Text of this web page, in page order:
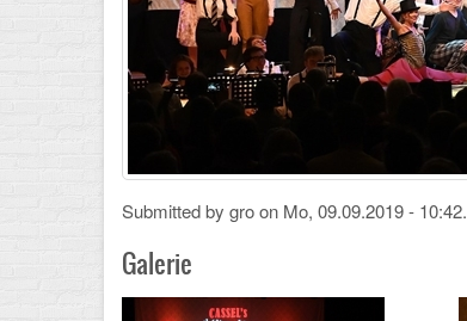
Submitted by groon Mo, 09.09.2019 - 10:42.
Galerie